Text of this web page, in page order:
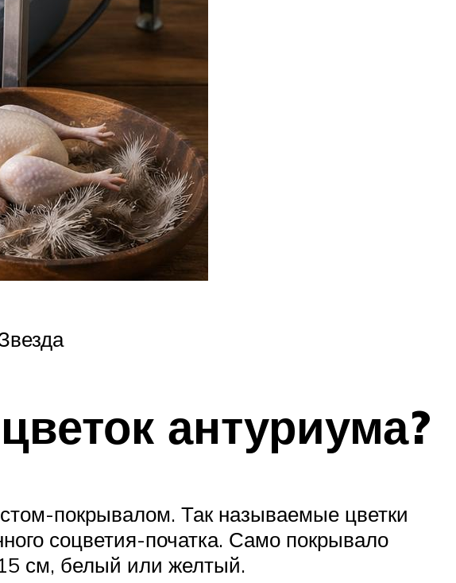
антуриума?
покрывалом. Так называемые цветки
соцветия-початка. Само покрывало
см, белый или желтый.